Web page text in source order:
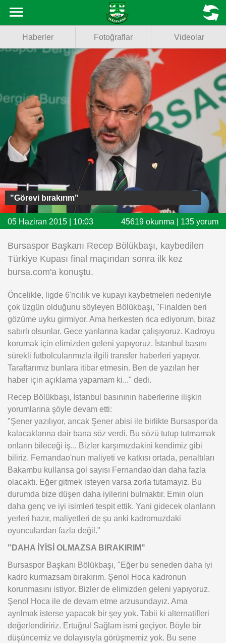
Fotoğraflar
Videolar
Basketbol
Voleybol
Puan Durumu
Facebook
Twitter
Instagram
Android
iOS
MENU
Haberler Fotoğraflar Videolar
"Görevi bırakırım"
05 Haziran 2015 | 10:03 45619 okunma | 135 yorum
Bursaspor Başkanı Recep Bölükbaşı, kaybedilen
Türkiye Kupası final maçından sonra ilk kez
bursa.com'a konuştu.
Öncelikle, ligde 6'ncılık ve kupayı kaybetmeleri nedeniyle
çok üzgün olduğunu söyleyen Bölükbaşı, "Finalden beri
gözüme uyku girmiyor. Ama herkesten rica ediyorum, biraz
sabırlı olsunlar. Gece yarılarına kadar çalışıyoruz. Kadroyu
korumak için elimizden geleni yapıyoruz. İstanbul basını
sürekli futbolcularımızla ilgili transfer haberleri yapıyor.
Taraftarımız bunlara itibar etmesin. Ben de yazılan her
haber için açıklama yapamam ki..." dedi.
Recep Bölükbaşı, İstanbul basınının haberlerine ilişkin
yorumlarına şöyle devam etti:
"Şener yazılıyor, ancak Şener abisi ile birlikte Bursaspor'da
kalacaklarına dair bana söz verdi. Bu sözü tutup tutmamak
onların bileceği iş... Bizler karşımızdakini kendimiz gibi
biliriz. Fernandao'nun maliyeti ve katkısı ortada, penaltıları
Bakambu kullansa gol sayısı Fernandao'dan daha fazla
olacaktı. Eğer gitmek isteyen varsa zorla tutamayız. Bu
durumda bize düşen daha iyilerini bulmaktır. Emin olun
daha genç ve iyi isimleri tespit ettik. Yani gidecek olanların
yerleri hazır, maliyetleri de şu anki kadromuzdaki
oyunculardan fazla değil."
"DAHA İYİSİ OLMAZSA BIRAKIRIM"
Bursaspor Başkanı Bölükbaşı, "Eğer bu seneden daha iyi
kadro kurmazsam bırakırım. Şenol Hoca kadronun
korunmasını istiyor. Bizler de elimizden geleni yapıyoruz.
Şenol Hoca ile de devam etme arzusundayız. Ama
ayrılmak isterse yapacak bir şey yok. Tabii ki alternatifleri
değerlendiririz. Ertuğrul Sağlam ismi geçiyor. Böyle bir
düşüncemiz ve dolayısıyla görüşmemiz yok. Bu sene